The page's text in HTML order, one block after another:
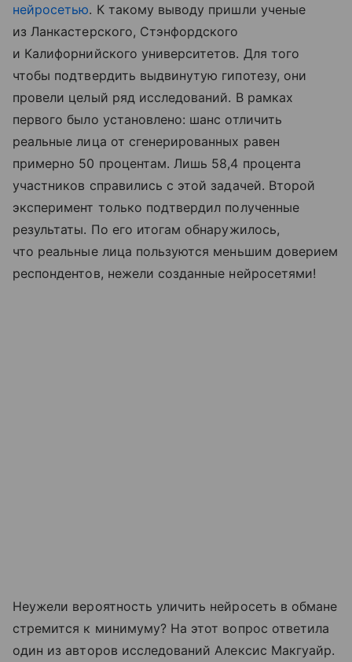
нейросетью. К такому выводу пришли ученые
из Ланкастерского, Стэнфордского
и Калифорнийского университетов. Для того
чтобы подтвердить выдвинутую гипотезу, они
провели целый ряд исследований. В рамках
первого было установлено: шанс отличить
реальные лица от сгенерированных равен
примерно 50 процентам. Лишь 58,4 процента
участников справились с этой задачей. Второй
эксперимент только подтвердил полученные
результаты. По его итогам обнаружилось,
что реальные лица пользуются меньшим доверием
респондентов, нежели созданные нейросетями!
Неужели вероятность уличить нейросеть в обмане
стремится к минимуму? На этот вопрос ответила
один из авторов исследований Алексис Макгуайр.